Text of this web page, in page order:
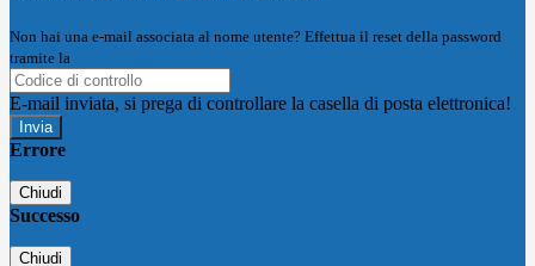
Non hai una e-mail associata al nome utente? Effettua il reset della password
tramite la
E-mail inviata, si prega di controllare la casella di posta elettronica!
Errore
Chiudi
Successo
Chiudi